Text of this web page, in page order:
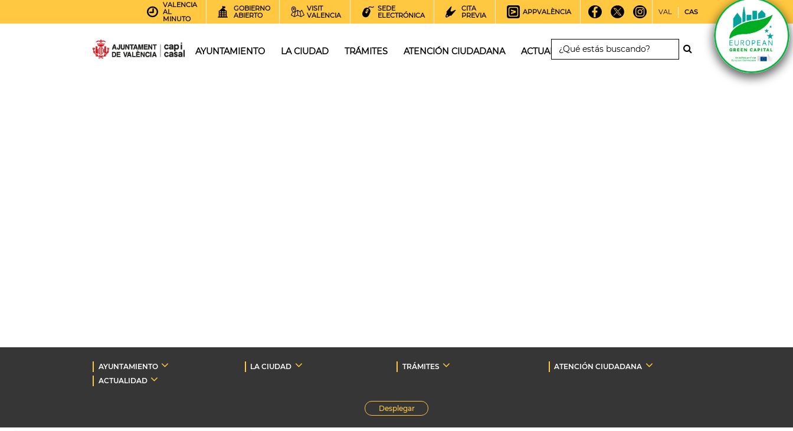
VALENCIA
AL
MINUTO
GOBIERNO
ABIERTO
VISIT
VALENCIA
SEDE
ELECTRÓNICA
CITA
PREVIA
APPVALÈNCIA VAL CAS
AYUNTAMIENTO LA CIUDAD TRÁMITES ATENCIÓN CIUDADANA ACTUALIDAD
AYUNTAMIENTO LA CIUDAD TRÁMITES
ATENCIÓN CIUDADANA
ACTUALIDAD
Desplegar